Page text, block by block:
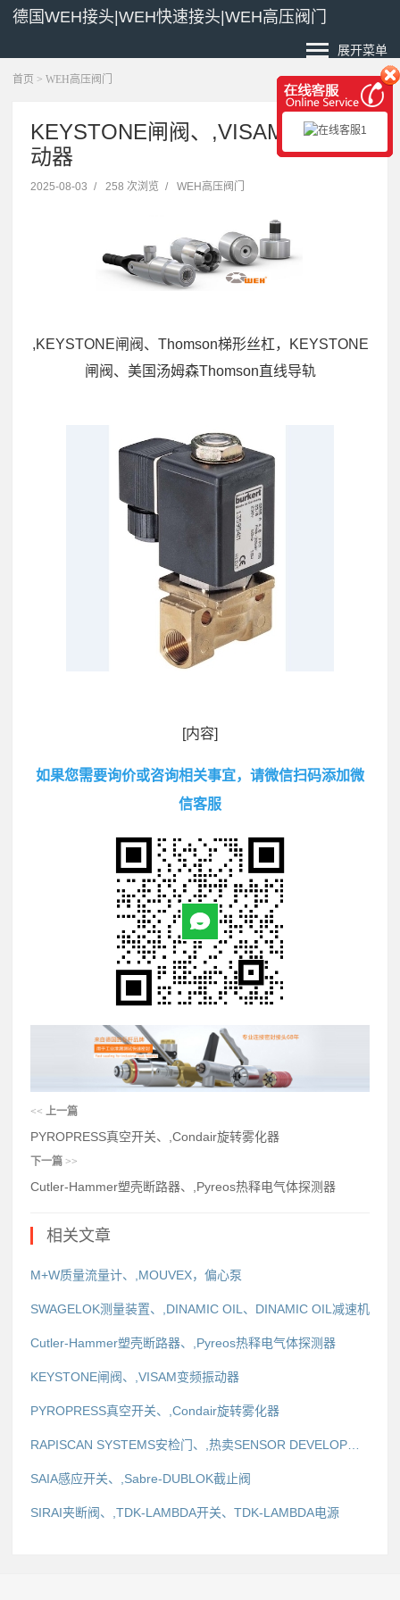
德国WEH接头|WEH快速接头|WEH高压阀门
展开菜单
首页 > WEH高压阀门
KEYSTONE闸阀、,VISAM变频振
动器
2025-08-03 / 258 次浏览 / WEH高压阀门
,KEYSTONE闸阀、Thomson梯形丝杠，KEYSTONE
闸阀、美国汤姆森Thomson直线导轨
[内容]
如果您需要询价或咨询相关事宜，请微信扫码添加微
信客服
<< 上一篇
PYROPRESS真空开关、,Condair旋转雾化器
下一篇 >>
Cutler-Hammer塑壳断路器、,Pyreos热释电气体探测器
相关文章
M+W质量流量计、,MOUVEX，偏心泵
SWAGELOK测量装置、,DINAMIC OIL、DINAMIC OIL减速机
Cutler-Hammer塑壳断路器、,Pyreos热释电气体探测器
KEYSTONE闸阀、,VISAM变频振动器
PYROPRESS真空开关、,Condair旋转雾化器
SAIA感应开关、,Sabre-DUBLOK截止阀
SIRAI夹断阀、,TDK-LAMBDA开关、TDK-LAMBDA电源